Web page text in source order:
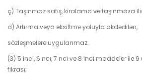
ç) Taşınmaz satış, kiralama ve taşınmaza
d) Artırma veya eksiltme yoluyla akdedilen,
sözleşmelere uygulanmaz.
(3) 5 inci, 6 ncı, 7 nci ve 8 inci maddeler ile
fıkrası;